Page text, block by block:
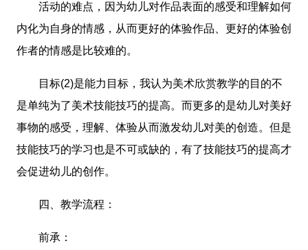
活动的难点，因为幼儿对作品表面的感受和理解如何
内化为自身的情感，从而更好的体验作品、更好的体验创
作者的情感是比较难的。
目标(2)是能力目标，我认为美术欣赏教学的目的不
是单纯为了美术技能技巧的提高。而更多的是幼儿对美好
事物的感受，理解、体验从而激发幼儿对美的创造。但是
技能技巧的学习也是不可或缺的，有了技能技巧的提高才
会促进幼儿的创作。
四、教学流程：
前承：